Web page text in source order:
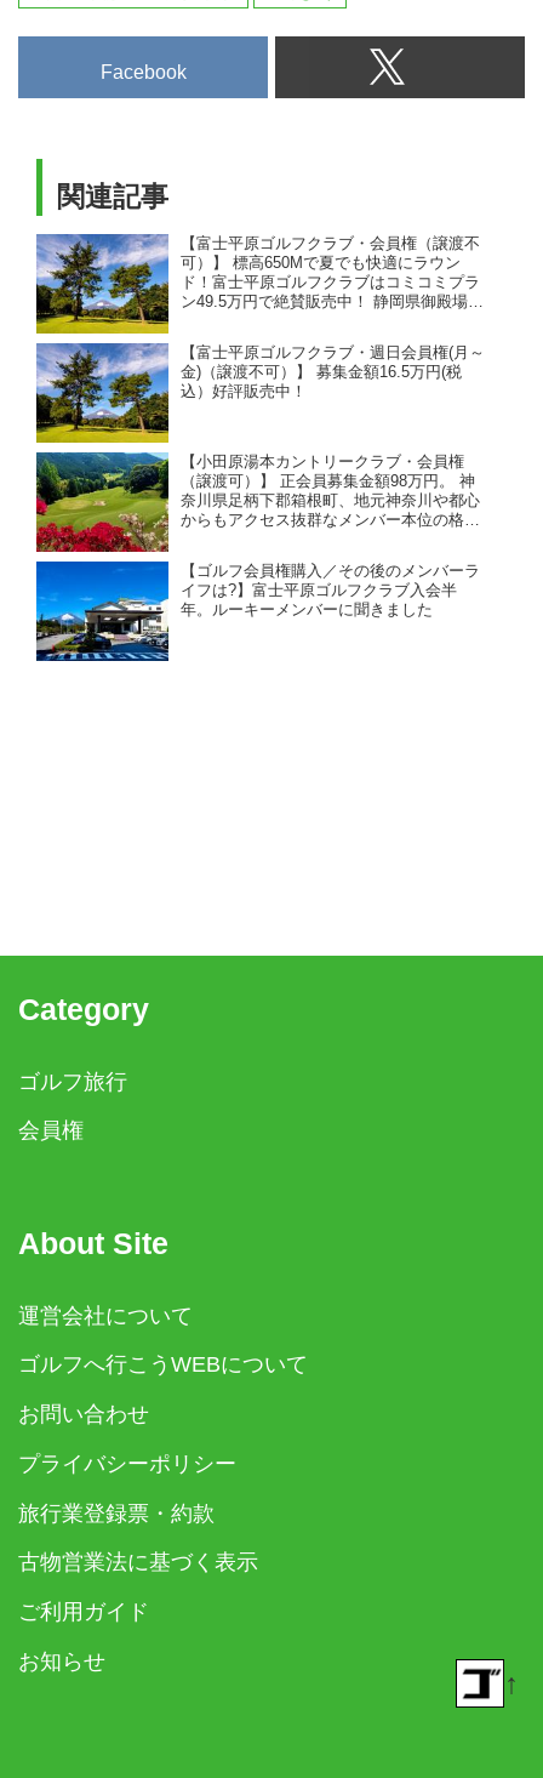
ゴルフ新ルール元年。シンプルに
なったルールを図解説明。これま
Facebook
関連記事
【富士平原ゴルフクラブ・会員権（譲渡不
可）】 標高650Mで夏でも快適にラウン
ド！富士平原ゴルフクラブはコミコミプラ
ン49.5万円で絶賛販売中！ 静岡県御殿場
【富士平原ゴルフクラブ・週日会員権(月～
金)（譲渡不可）】 募集金額16.5万円(税
込）好評販売中！
【小田原湯本カントリークラブ・会員権
（譲渡可）】 正会員募集金額98万円。 神
奈川県足柄下郡箱根町、地元神奈川や都心
からもアクセス抜群なメンバー本位の格式
【ゴルフ会員権購入／その後のメンバーラ
イフは?】富士平原ゴルフクラブ入会半
年。ルーキーメンバーに聞きました
Category
ゴルフ旅行
会員権
About Site
運営会社について
ゴルフへ行こうWEBについて
お問い合わせ
プライバシーポリシー
旅行業登録票・約款
古物営業法に基づく表示
ご利用ガイド
お知らせ
↑